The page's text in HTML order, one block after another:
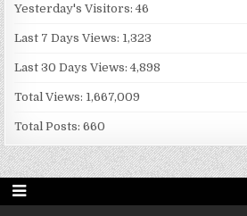
Yesterday's Visitors:46
Last 7 Days Views: 1,323
Last 30 Days Views:4,898
Total Views: 1,667,009
Total Posts:660